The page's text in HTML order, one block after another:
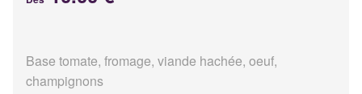
Base tomate, fromage, viande hachée, oeuf,
champignons